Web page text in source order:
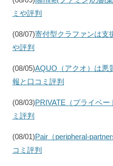
ミや評判
(08/07)寄付型クラファンは支
や評判
(08/05)AQUO（アクオ）は悪
報と口コミ評判
(08/03)PRIVATE（プライベ
ミ評判
(08/01)Pair（peripheral-
コミ評判